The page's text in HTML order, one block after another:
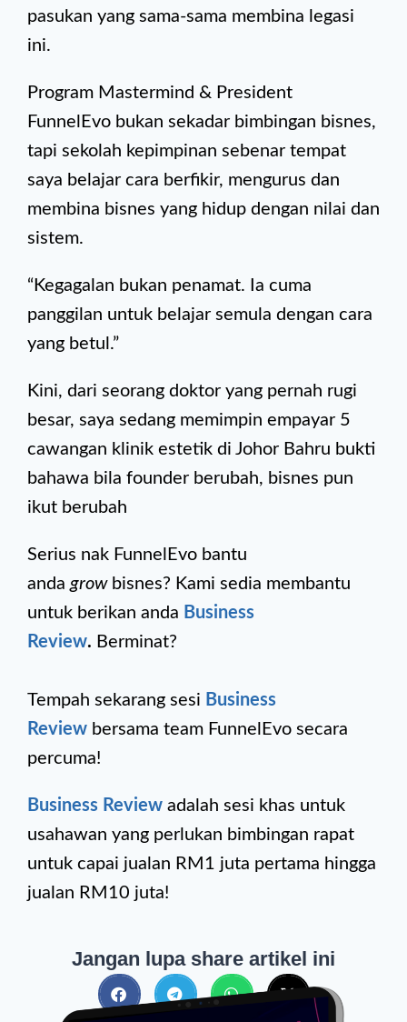
pasukan yang sama-sama membina legasi
ini.
Program Mastermind & President
FunnelEvo bukan sekadar bimbingan bisnes,
tapi sekolah kepimpinan sebenar tempat
saya belajar cara berfikir, mengurus dan
membina bisnes yang hidup dengan nilai dan
sistem.
“Kegagalan bukan penamat. Ia cuma
panggilan untuk belajar semula dengan cara
yang betul.”
Kini, dari seorang doktor yang pernah rugi
besar, saya sedang memimpin empayar 5
cawangan klinik estetik di Johor Bahru bukti
bahawa bila founder berubah, bisnes pun
ikut berubah
Serius nak FunnelEvo bantu
andagrow bisnes? Kami sedia membantu
untuk berikan anda Business
Review. Berminat?
Tempah sekarang sesi Business
Review bersama team FunnelEvo secara
percuma!
Business Review adalah sesi khas untuk
usahawan yang perlukan bimbingan rapat
untuk capai jualan RM1 juta pertama hingga
jualan RM10 juta!
Jangan lupa share artikel ini